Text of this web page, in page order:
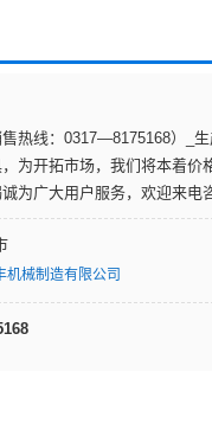
热线：0317—8175168）_
为开拓市场，我们将本着价
为广大用户服务，欢迎来电
机械制造有限公司